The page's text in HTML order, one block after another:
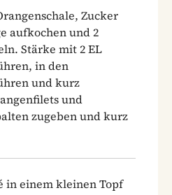
Zucker
aufkochen und 2
Stärke mit 2 EL
in den
und kurz
und
zugeben und kurz
in einem kleinen Topf